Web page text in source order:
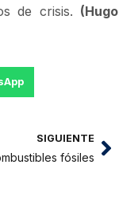
de crisis. (Hugo
SIGUIENTE
fósiles